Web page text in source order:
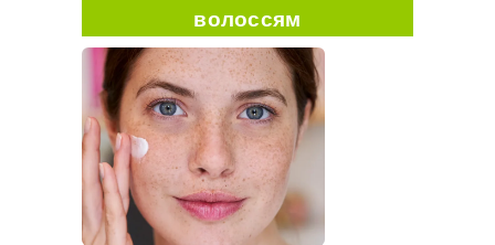
волоссям